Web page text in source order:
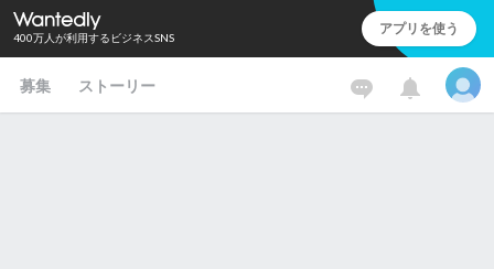
400万人が利用するビジネスSNS アプリを使う
募集 ストーリー